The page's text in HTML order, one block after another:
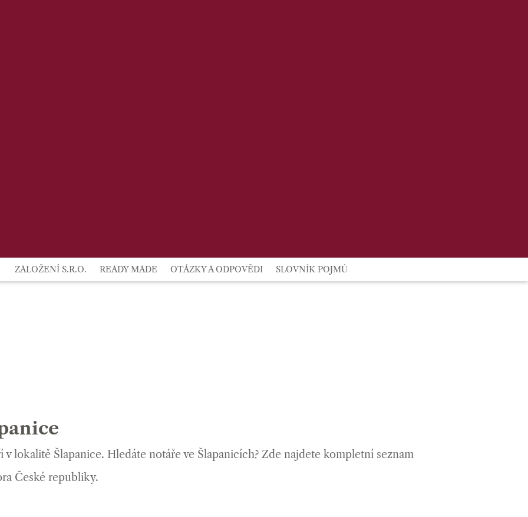
ZALOŽENÍ S.R.O. READY MADE OTÁZKY A ODPOVĚDI SLOVNÍK POJMŮ
lokalitě Šlapanice. Hledáte notáře ve Šlapanicích? Zde najdete kompletní seznam
České republiky.